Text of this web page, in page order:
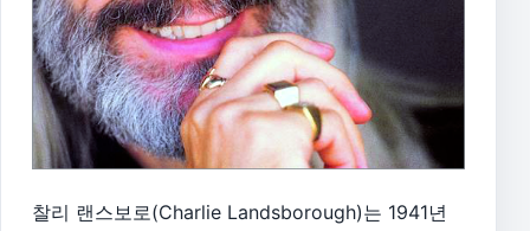
찰리 랜스보로(Charlie Landsborough)는 1941년